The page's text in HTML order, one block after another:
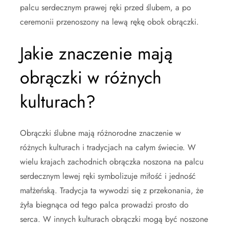
palcu serdecznym prawej ręki przed ślubem, a po
ceremonii przenoszony na lewą rękę obok obrączki.
Jakie znaczenie mają
obrączki w różnych
kulturach?
Obrączki ślubne mają różnorodne znaczenie w
różnych kulturach i tradycjach na całym świecie. W
wielu krajach zachodnich obrączka noszona na palcu
serdecznym lewej ręki symbolizuje miłość i jedność
małżeńską. Tradycja ta wywodzi się z przekonania, że
żyła biegnąca od tego palca prowadzi prosto do
serca. W innych kulturach obrączki mogą być noszone